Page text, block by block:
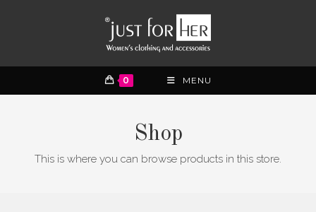
0 MENU
Shop
This is where you can browse products in this store.